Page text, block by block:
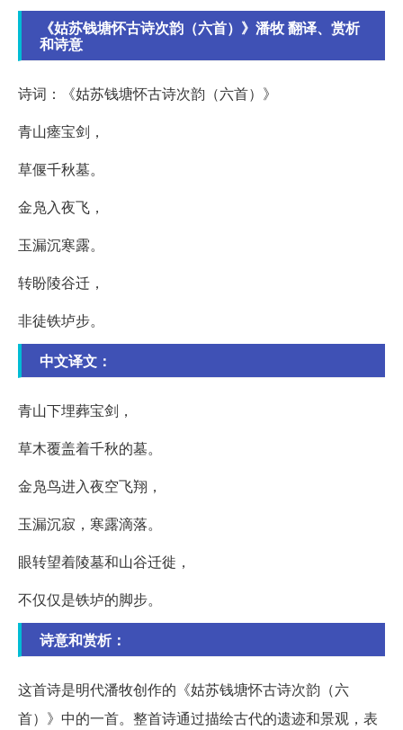
《姑苏钱塘怀古诗次韵（六首）》潘牧 翻译、赏析
和诗意
诗词：《姑苏钱塘怀古诗次韵（六首）》
青山瘗宝剑，
草偃千秋墓。
金凫入夜飞，
玉漏沉寒露。
转盼陵谷迁，
非徒铁垆步。
中文译文：
青山下埋葬宝剑，
草木覆盖着千秋的墓。
金凫鸟进入夜空飞翔，
玉漏沉寂，寒露滴落。
眼转望着陵墓和山谷迁徙，
不仅仅是铁垆的脚步。
诗意和赏析：
这首诗是明代潘牧创作的《姑苏钱塘怀古诗次韵（六
首）》中的一首。整首诗通过描绘古代的遗迹和景观，表